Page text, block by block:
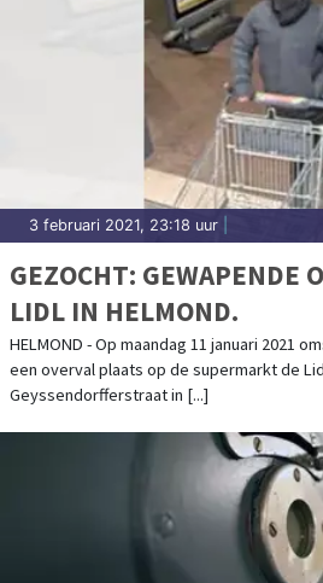
3 februari 2021, 23:18 uur
GEZOCHT: GEWAPENDE
LIDL IN HELMOND.
HELMOND - Op maandag 11 januari 2021
een overval plaats op de supermarkt de
Geyssendorfferstraat in [...]